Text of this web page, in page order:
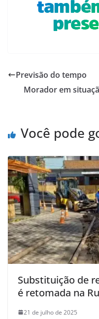
Previsão do tempo
Morador em
Você pode
Substituição de
é retomada na
21 de julho de 2025